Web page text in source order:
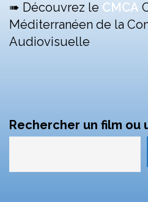
➠ Découvrez le CMCA
Méditerranéen de la
Audiovisuelle
Rechercher un film ou